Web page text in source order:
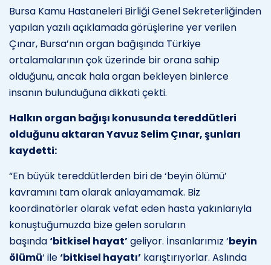
Bursa Kamu Hastaneleri Birliği Genel Sekreterliğinden
yapılan yazılı açıklamada görüşlerine yer verilen
Çınar, Bursa’nın organ bağışında Türkiye
ortalamalarının çok üzerinde bir orana sahip
olduğunu, ancak hala organ bekleyen binlerce
insanın bulunduğuna dikkati çekti.
Halkın organ bağışı konusunda tereddütleri
olduğunu aktaran Yavuz Selim Çınar, şunları
kaydetti:
“En büyük tereddütlerden biri de ‘beyin ölümü’
kavramını tam olarak anlayamamak. Biz
koordinatörler olarak vefat eden hasta yakınlarıyla
konuştuğumuzda bize gelen soruların
başında‘bitkisel hayat’geliyor. İnsanlarımız ‘beyin
ölümü‘ ile‘bitkisel hayatı’ karıştırıyorlar. Aslında